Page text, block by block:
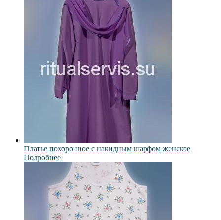
Платье похоронное с накидным шарфом женское
Подробнее